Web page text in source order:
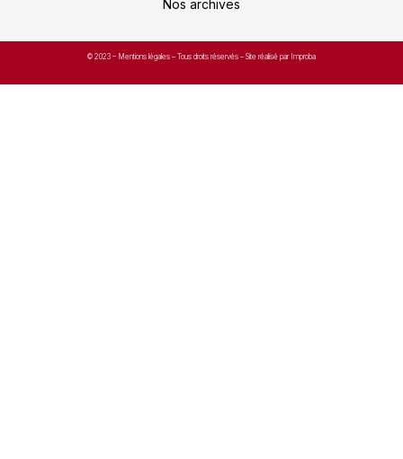
Nos archives
© 2023 – Mentions légales – Tous droits réservés – Site réalisé par Improba